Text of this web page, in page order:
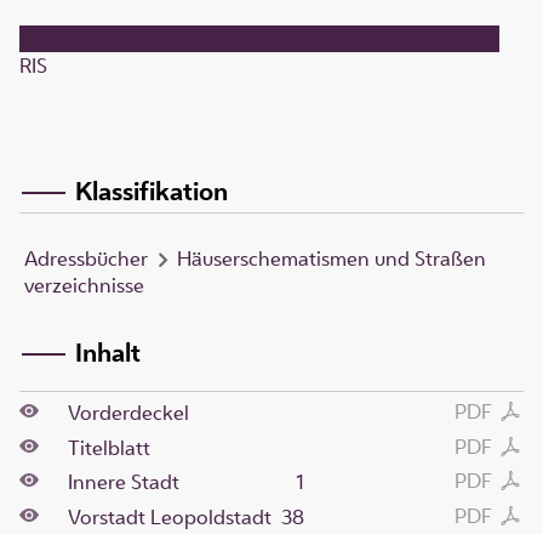
RIS
Klassifikation
Adressbücher
Häuserschematismen und Straßen
verzeichnisse
Inhalt
PDF
Vorderdeckel
PDF
Titelblatt
PDF
1
Innere Stadt
PDF
38
Vorstadt Leopoldstadt